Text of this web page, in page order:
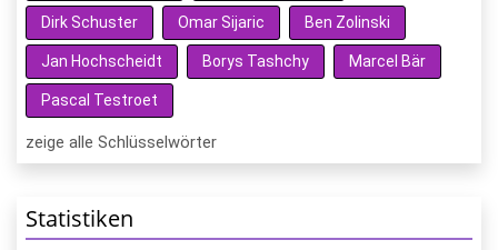
Dirk Schuster Omar Sijaric Ben Zolinski
Jan Hochscheidt Borys Tashchy Marcel Bär
Pascal Testroet
zeige alle Schlüsselwörter
Statistiken